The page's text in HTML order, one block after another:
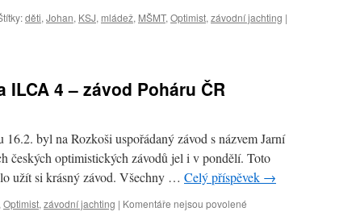
děti, Johan, KSJ, mládež, MŠMT, Optimist, závodní jachting |
4 – závod Poháru ČR
byl na Rozkoši uspořádaný závod s názvem Jarní
českých optimistických závodů jel i v pondělí. Toto
užít si krásný závod. Všechny … Celý příspěvek →
Optimist, závodní jachting | Komentáře nejsou povolené